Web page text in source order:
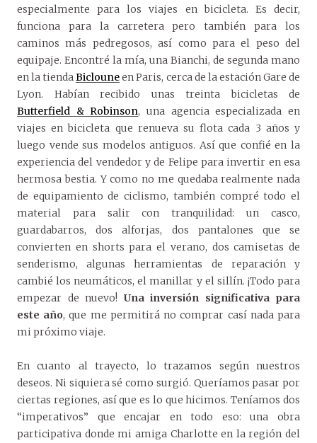
especialmente para los viajes en bicicleta. Es decir,
funciona para la carretera pero también para los
caminos más pedregosos, así como para el peso del
equipaje. Encontré la mía, una Bianchi, de segunda mano
en la tiendaBiclouneen Paris, cerca de la estación Gare de
Lyon. Habían recibido unas treinta bicicletas de
Butterfield & Robinson, una agencia especializada en
viajes en bicicleta que renueva su flota cada 3 años y
luego vende sus modelos antiguos. Así que confié en la
experiencia del vendedor y de Felipe para invertir en esa
hermosa bestia. Y como no me quedaba realmente nada
de equipamiento de ciclismo, también compré todo el
material para salir con tranquilidad: un casco,
guardabarros, dos alforjas, dos pantalones que se
convierten en shorts para el verano, dos camisetas de
senderismo, algunas herramientas de reparación y
cambié los neumáticos, el manillar y el sillín. ¡Todo para
empezar de nuevo! Una inversión significativa para
este año, que me permitirá no comprar casí nada para
mi próximo viaje.
En cuanto al trayecto, lo trazamos según nuestros
deseos. Ni siquiera sé como surgió. Queríamos pasar por
ciertas regiones, así que es lo que hicimos. Teníamos dos
“imperativos” que encajar en todo eso: una obra
participativa donde mi amiga Charlotte en la región del